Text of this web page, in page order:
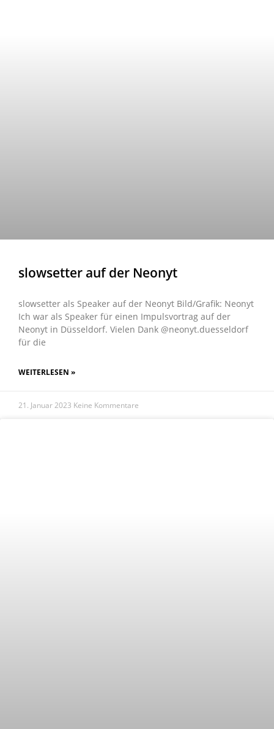
slowsetter auf der Neonyt
slowsetter als Speaker auf der Neonyt Bild/Grafik: Neonyt
Ich war als Speaker für einen Impulsvortrag auf der
Neonyt in Düsseldorf. Vielen Dank @neonyt.duesseldorf
für die
WEITERLESEN »
21. Januar 2023 Keine Kommentare